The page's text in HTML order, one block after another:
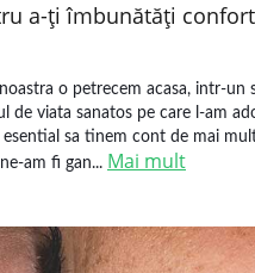
a-ţi îmbunătăţi
o petrecem acasa, intr-un
de viata sanatos pe care l-am
sa tinem cont de mai
am fi gan... Mai mult